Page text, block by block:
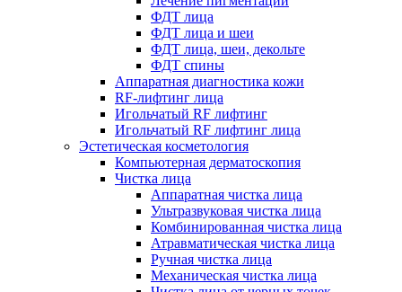
ФДТ лица
ФДТ лица и шеи
ФДТ лица, шеи, декольте
ФДТ спины
Аппаратная диагностика кожи
RF-лифтинг лица
Игольчатый RF лифтинг
Игольчатый RF лифтинг лица
Эстетическая косметология
Компьютерная дерматоскопия
Чистка лица
Аппаратная чистка лица
Ультразвуковая чистка лица
Комбинированная чистка лица
Атравматическая чистка лица
Ручная чистка лица
Механическая чистка лица